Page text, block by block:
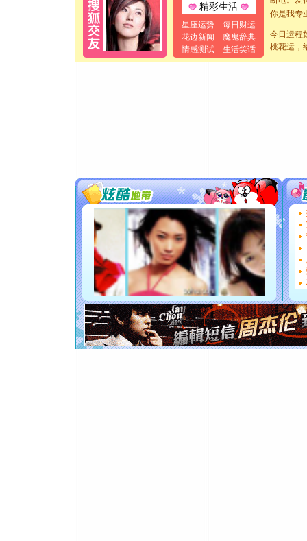
精彩生活
星座运势
每日财运
花边新闻
魔鬼辞典
情感测试
生活笑话
你是我专
起；二是
离。水晶
[元旦]当
[圣诞节]
你太多
要平安
[圣诞节]
能正大
都要快乐
[圣诞节]
如意,快
[元旦]
断电。爱
你是我专
[元旦]如
起；二是
今日运程
桃花运，